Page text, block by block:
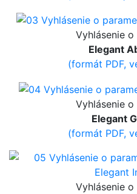
Vyhlásenie
Elegant
(formát PDF,
Vyhlásenie
Elegant
(formát PDF,
Vyhlásenie